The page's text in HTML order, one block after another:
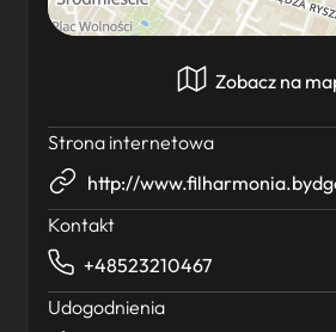
Zobacz na
Strona internetowa
http://
Kontakt
+48523210467
Udogodnienia